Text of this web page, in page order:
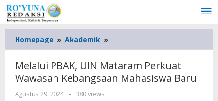
Lewati
ke
konten
Homepage » Akademik »
PBAK,
Mataram
Perkuat
Melalui PBAK, UIN Mataram Perkuat
Wawasan Kebangsaan Mahasiswa Baru
Agustus 29, 2024
oleh
-
380 views